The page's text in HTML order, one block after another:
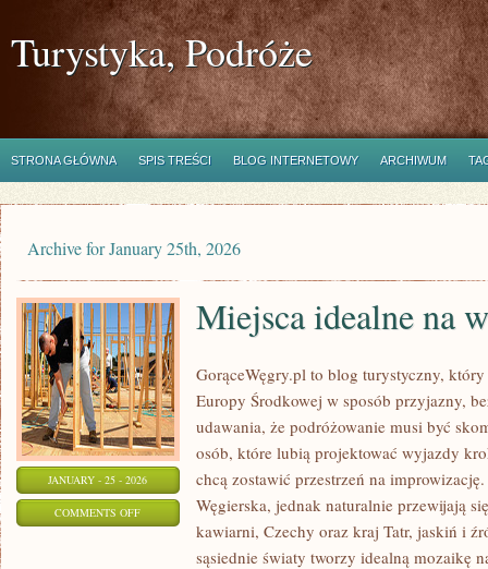
Turystyka, Podróże
STRONA GŁÓWNA SPIS TREŚCI BLOG INTERNETOWY ARCHIWUM
Archive for January 25th, 2026
JANUARY - 25 - 2026
COMMENTS OFFON
Miejsca idealne na
GorąceWęgry.pl to blog turystyczny,
Europy Środkowej w sposób przyjazny,
udawania, że podróżowanie musi być
osób, które lubią projektować wyjazdy
chcą zostawić przestrzeń na
Węgierska, jednak naturalnie przewijają
kawiarni, Czechy oraz kraj Tatr, jaskiń i
sąsiednie światy tworzy idealną mozaikę